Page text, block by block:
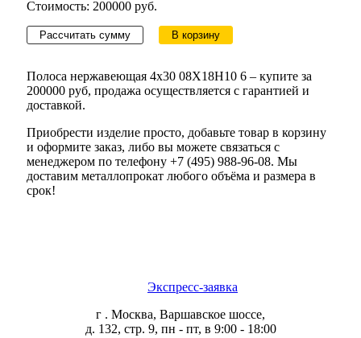
Стоимость: 200000 руб.
Рассчитать сумму В корзину
Полоса нержавеющая 4х30 08Х18Н10 6 – купите за
200000 руб, продажа осуществляется с гарантией и
доставкой.
Приобрести изделие просто, добавьте товар в корзину
и оформите заказ, либо вы можете связаться с
менеджером по телефону +7 (495) 988-96-08. Мы
доставим металлопрокат любого объёма и размера в
срок!
Экспресс-заявка
г . Москва, Варшавское шоссе,
д. 132, стр. 9, пн - пт, в 9:00 - 18:00